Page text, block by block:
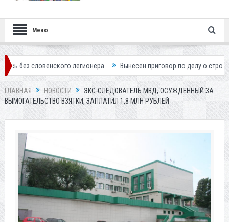
Меню
легионера Вынесен приговор по делу о строительстве
ГЛАВНАЯ НОВОСТИ
ЭКС-СЛЕДОВАТЕЛЬ МВД, ОСУЖДЕННЫЙ ЗА
ВЫМОГАТЕЛЬСТВО ВЗЯТКИ, ЗАПЛАТИЛ 1,8 МЛН РУБЛЕЙ